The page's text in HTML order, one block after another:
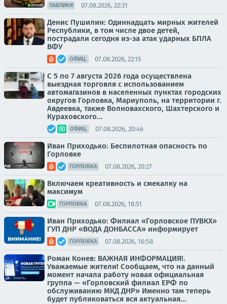
ПАБЛИКИ 07.08.2026, 22:31
Денис Пушилин: Одиннадцать мирных жителей
Республики, в том числе двое детей,
пострадали сегодня из-за атак ударных БПЛА
ВФУ
ОФИЦ. 07.08.2026, 22:15
С 5 по 7 августа 2026 года осуществлена
выездная торговля с использованием
автомагазинов в населенных пунктах городских
округов Горловка, Мариуполь, на территории г.
Авдеевка, также Волновахского, Шахтерского и
Кураховского...
ОФИЦ. 07.08.2026, 20:46
Иван Приходько: Беспилотная опасность по
Горловке
ГОРЛОВКА 07.08.2026, 20:27
Включаем креативность и смекалку на
максимум
ГОРЛОВКА 07.08.2026, 18:51
Иван Приходько: Филиал «Горловское ПУВКХ»
ГУП ДНР «ВОДА ДОНБАССА» информирует
ГОРЛОВКА 07.08.2026, 16:58
Роман Конев: ВАЖНАЯ ИНФОРМАЦИЯ!.
Уважаемые жители! Сообщаем, что на данный
момент начала работу новая официальная
группа — «Горловский филиал ЕРФ по
обслуживанию МКД ДНР» Именно там теперь
будет публиковаться вся актуальная...